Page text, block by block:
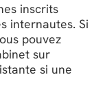
inscrits
internautes. Si
pouvez
sur
si une